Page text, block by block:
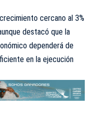
cercano al 3%
destacó que la
dependerá de
en la ejecución